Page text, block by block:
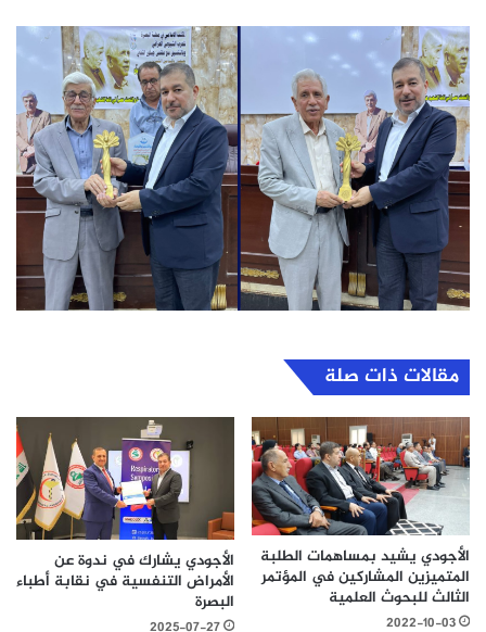
مقالات ذات صلة
الأجودي يشيد بمساهمات الطلبة
المتميزين المشاركين في المؤتمر
الثالث للبحوث العلمية
2022-10-03
الأجودي يشارك في ندوة عن
الأمراض التنفسية في نقابة أطباء
البصرة